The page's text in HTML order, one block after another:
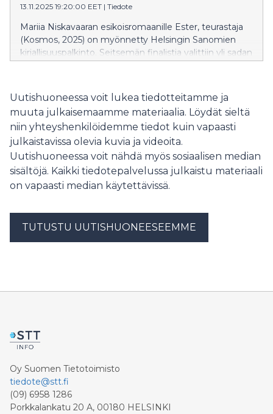
13.11.2025 19:20:00 EET | Tiedote
Mariia Niskavaaran esikoisromaanille Ester, teurastaja
(Kosmos, 2025) on myönnetty Helsingin Sanomien
kirjallisuuspalkinto. Seitsemän finalistia valittiin yli sadan
Uutishuoneessa voit lukea tiedotteitamme ja
muuta julkaisemaamme materiaalia. Löydät sieltä
niin yhteyshenkilöidemme tiedot kuin vapaasti
julkaistavissa olevia kuvia ja videoita.
Uutishuoneessa voit nähdä myös sosiaalisen median
sisältöjä. Kaikki tiedotepalvelussa julkaistu materiaali
on vapaasti median käytettävissä.
TUTUSTU UUTISHUONEESEEMME
Oy Suomen Tietotoimisto
tiedote@stt.fi
(09) 6958 1286
Porkkalankatu 20 A, 00180 HELSINKI